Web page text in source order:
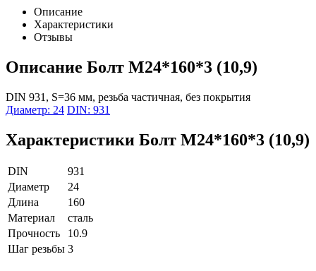
Описание
Характеристики
Отзывы
Описание Болт М24*160*3 (10,9)
DIN 931, S=36 мм, резьба частичная, без покрытия
Диаметр: 24 DIN: 931
Характеристики Болт М24*160*3 (10,9)
DIN
931
Диаметр
24
Длина
160
Материал
сталь
Прочность
10.9
Шаг резьбы 3